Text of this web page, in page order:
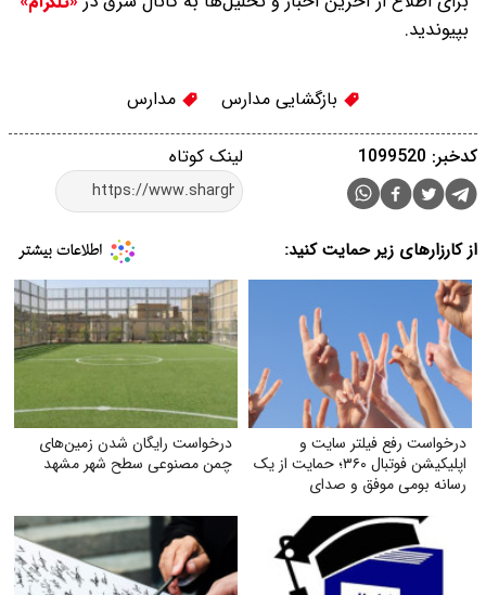
بپیوندید.
بازگشایی مدارس مدارس
لینک کوتاه کدخبر: 1099520
از کارزارهای زیر حمایت کنید:
درخواست رفع فیلتر سایت و
اپلیکیشن فوتبال ۳۶۰؛ حمایت از یک
رسانه بومی موفق و صدای
درخواست رایگان شدن زمین‌های
چمن مصنوعی سطح شهر مشهد